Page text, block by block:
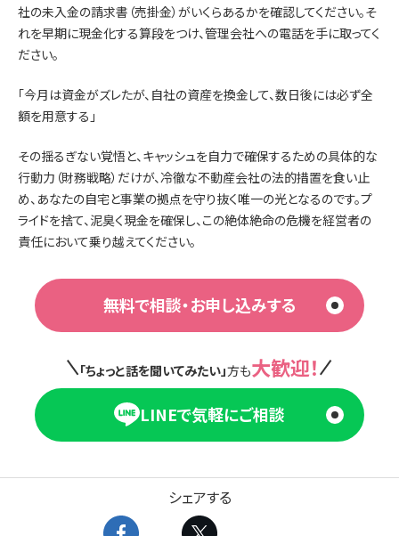
社の未入金の請求書（売掛金）がいくらあるかを確認してください。そ
れを早期に現金化する算段をつけ、管理会社への電話を手に取ってく
ださい。
「今月は資金がズレたが、自社の資産を換金して、数日後には必ず全
額を用意する」
その揺るぎない覚悟と、キャッシュを自力で確保するための具体的な
行動力（財務戦略）だけが、冷徹な不動産会社の法的措置を食い止
め、あなたの自宅と事業の拠点を守り抜く唯一の光となるのです。プ
ライドを捨て、泥臭く現金を確保し、この絶体絶命の危機を経営者の
責任において乗り越えてください。
無料で相談・お申し込みする
「ちょっと話を聞いてみたい」方も大歓迎！
LINEで気軽にご相談
シェアする